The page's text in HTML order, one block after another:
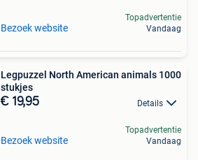
Bezoek website
Topadvertentie
Vandaag
Legpuzzel North American animals 1000
stukjes
€ 19,95 Details
Bezoek website
Topadvertentie
Vandaag